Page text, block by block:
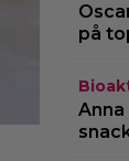
på